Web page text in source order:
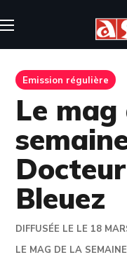
Emission régulière
Le mag
Bleuez
DIFFUSÉE LE LE 18
LE MAG DE LA SEMAINE